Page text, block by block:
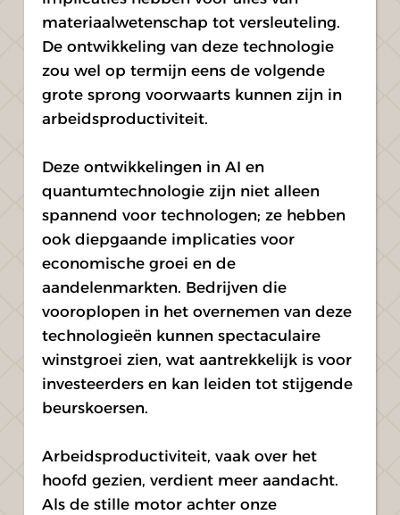
materiaalwetenschap tot versleuteling.
De ontwikkeling van deze technologie
zou wel op termijn eens de volgende
grote sprong voorwaarts kunnen zijn in
arbeidsproductiviteit.
Deze ontwikkelingen in AI en
quantumtechnologie zijn niet alleen
spannend voor technologen; ze hebben
ook diepgaande implicaties voor
economische groei en de
aandelenmarkten. Bedrijven die
vooroplopen in het overnemen van deze
technologieën kunnen spectaculaire
winstgroei zien, wat aantrekkelijk is voor
investeerders en kan leiden tot stijgende
beurskoersen.
Arbeidsproductiviteit, vaak over het
hoofd gezien, verdient meer aandacht.
Als de stille motor achter onze